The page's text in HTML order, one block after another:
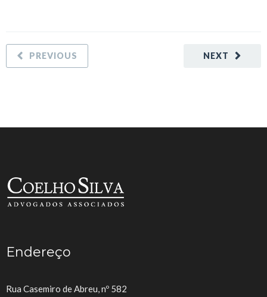
NEXT
PREVIOUS
Endereço
Rua Casemiro de Abreu, nº 582